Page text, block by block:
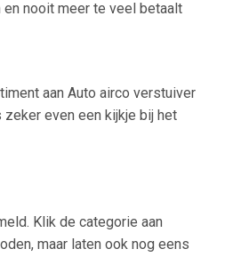
nooit meer te veel betaalt
aan Auto airco verstuiver
even een kijkje bij het
Klik de categorie aan
maar laten ook nog eens